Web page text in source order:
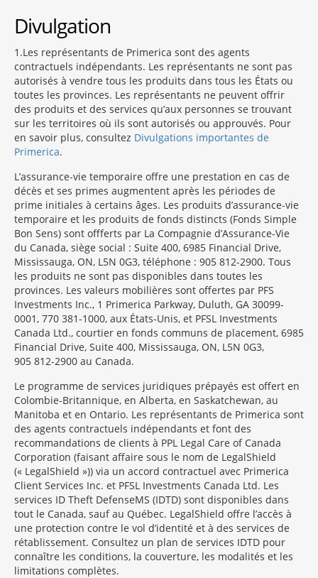
Divulgation
1 Les représentants de Primerica sont des agents
contractuels indépendants. Les représentants ne sont pas
autorisés à vendre tous les produits dans tous les États ou
toutes les provinces. Les représentants ne peuvent offrir
des produits et des services qu’aux personnes se trouvant
sur les territoires où ils sont autorisés ou approuvés. Pour
en savoir plus, consultez Divulgations importantes de
Primerica.
L’assurance-vie temporaire offre une prestation en cas de
décès et ses primes augmentent après les périodes de
prime initiales à certains âges. Les produits d’assurance-vie
temporaire et les produits de fonds distincts (Fonds Simple
Bon Sens) sont offferts par La Compagnie d’Assurance-Vie
du Canada, siège social : Suite 400, 6985 Financial Drive,
Mississauga, ON, L5N 0G3, téléphone : 905 812-2900. Tous
les produits ne sont pas disponibles dans toutes les
provinces. Les valeurs mobilières sont offertes par PFS
Investments Inc., 1 Primerica Parkway, Duluth, GA 30099-
0001, 770 381-1000, aux États-Unis, et PFSL Investments
Canada Ltd., courtier en fonds communs de placement, 6985
Financial Drive, Suite 400, Mississauga, ON, L5N 0G3,
905 812-2900 au Canada.
Le programme de services juridiques prépayés est offert en
Colombie-Britannique, en Alberta, en Saskatchewan, au
Manitoba et en Ontario. Les représentants de Primerica sont
des agents contractuels indépendants et font des
recommandations de clients à PPL Legal Care of Canada
Corporation (faisant affaire sous le nom de LegalShield
(« LegalShield »)) via un accord contractuel avec Primerica
Client Services Inc. et PFSL Investments Canada Ltd. Les
services ID Theft DefenseMS (IDTD) sont disponibles dans
tout le Canada, sauf au Québec. LegalShield offre l’accès à
une protection contre le vol d’identité et à des services de
rétablissement. Consultez un plan de services IDTD pour
connaître les conditions, la couverture, les modalités et les
limitations complètes.